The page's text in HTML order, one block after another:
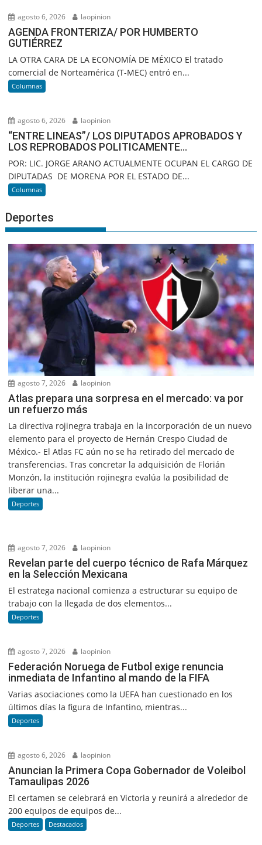
agosto 6, 2026 laopinion
AGENDA FRONTERIZA/ POR HUMBERTO
GUTIÉRREZ
LA OTRA CARA DE LA ECONOMÍA DE MÉXICO El tratado
comercial de Norteamérica (T-MEC) entró en...
Columnas
agosto 6, 2026 laopinion
“ENTRE LINEAS”/ LOS DIPUTADOS APROBADOS Y
LOS REPROBADOS POLITICAMENTE…
POR: LIC. JORGE ARANO ACTUALMENTE OCUPAN EL CARGO DE
DIPUTADAS DE MORENA POR EL ESTADO DE...
Columnas
Deportes
agosto 7, 2026 laopinion
Atlas prepara una sorpresa en el mercado: va por
un refuerzo más
La directiva rojinegra trabaja en la incorporación de un nuevo
elemento para el proyecto de Hernán Crespo Ciudad de
México.- El Atlas FC aún no se ha retirado del mercado de
transferencias. Tras concretar la adquisición de Florián
Monzón, la institución rojinegra evalúa la posibilidad de
liberar una...
Deportes
agosto 7, 2026 laopinion
Revelan parte del cuerpo técnico de Rafa Márquez
en la Selección Mexicana
El estratega nacional comienza a estructurar su equipo de
trabajo con la llegada de dos elementos...
Deportes
agosto 7, 2026 laopinion
Federación Noruega de Futbol exige renuncia
inmediata de Infantino al mando de la FIFA
Varias asociaciones como la UEFA han cuestionado en los
últimos días la figura de Infantino, mientras...
Deportes
agosto 6, 2026 laopinion
Anuncian la Primera Copa Gobernador de Voleibol
Tamaulipas 2026
El certamen se celebrará en Victoria y reunirá a alrededor de
200 equipos de equipos de...
Deportes Destacados